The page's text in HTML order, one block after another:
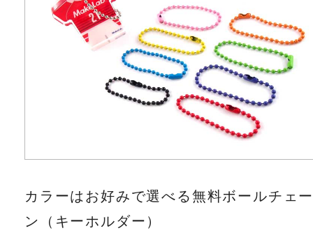
カラーはお好みで選べる無料ボールチェ
ン（キーホルダー）